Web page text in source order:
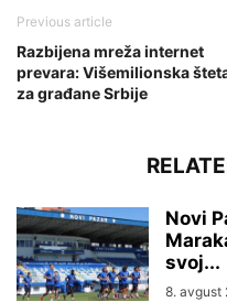
Previous article
Razbijena mreža internet
prevara: Višemilionska
za građane Srbije
Novi
svoj...
8. avgust